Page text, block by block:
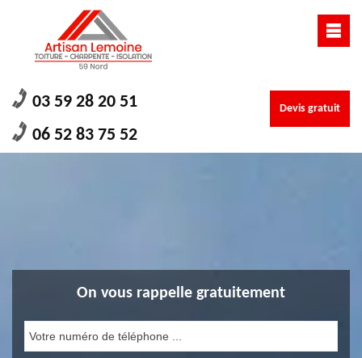
03 59 28 20 51
06 52 83 75 52
Devis gratuit
On vous rappelle gratuitement